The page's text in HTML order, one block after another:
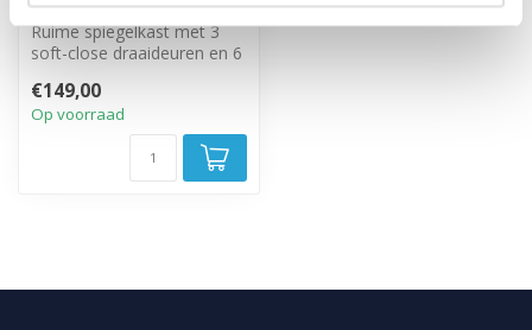
Ruime spiegelkast met 3
soft-close draaideuren en 6
zwart...
€149,00
Op voorraad